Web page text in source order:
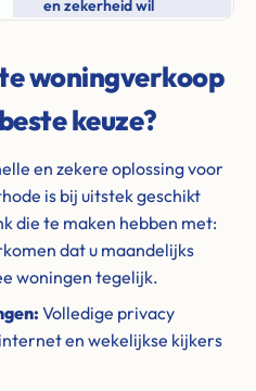
en zekerheid wil
woningverkoop
keuze?
en zekere oplossing voor
is bij uitstek geschikt
die te maken hebben met:
dat u maandelijks
woningen tegelijk.
Volledige privacy
en wekelijkse kijkers